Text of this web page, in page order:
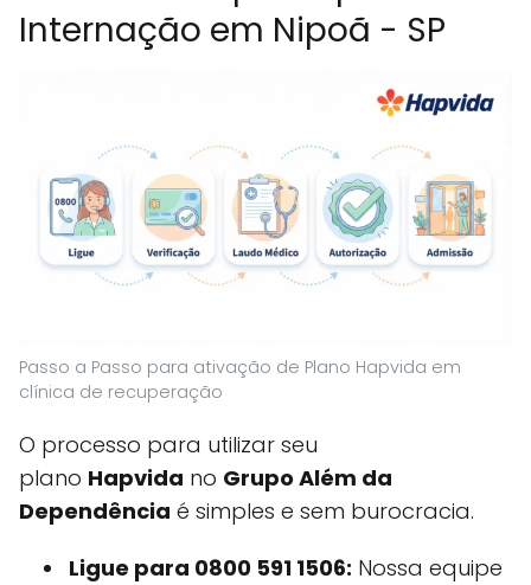
Internação em Nipoã - SP
Passo a Passo para ativação de Plano Hapvida em
clínica de recuperação
O processo para utilizar seu
plano Hapvida no Grupo Além da
Dependência é simples e sem burocracia.
Ligue para 0800 591 1506: Nossa equipe